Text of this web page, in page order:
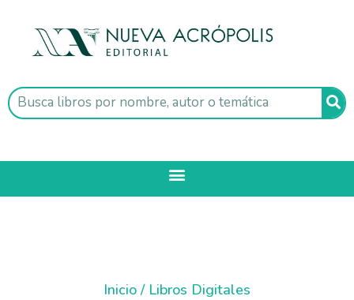
Inicio/ Libros Digitales